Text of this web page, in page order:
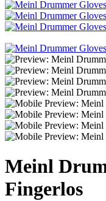
Meinl
Fingerlos